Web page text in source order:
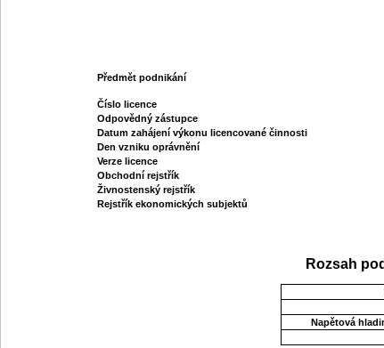
Předmět podnikání
Číslo licence
Odpovědný zástupce
Datum zahájení výkonu licencované činnosti
Den vzniku oprávnění
Verze licence
Obchodní rejstřík
Živnostenský rejstřík
Rejstřík ekonomických subjektů
Rozsah
Napětová